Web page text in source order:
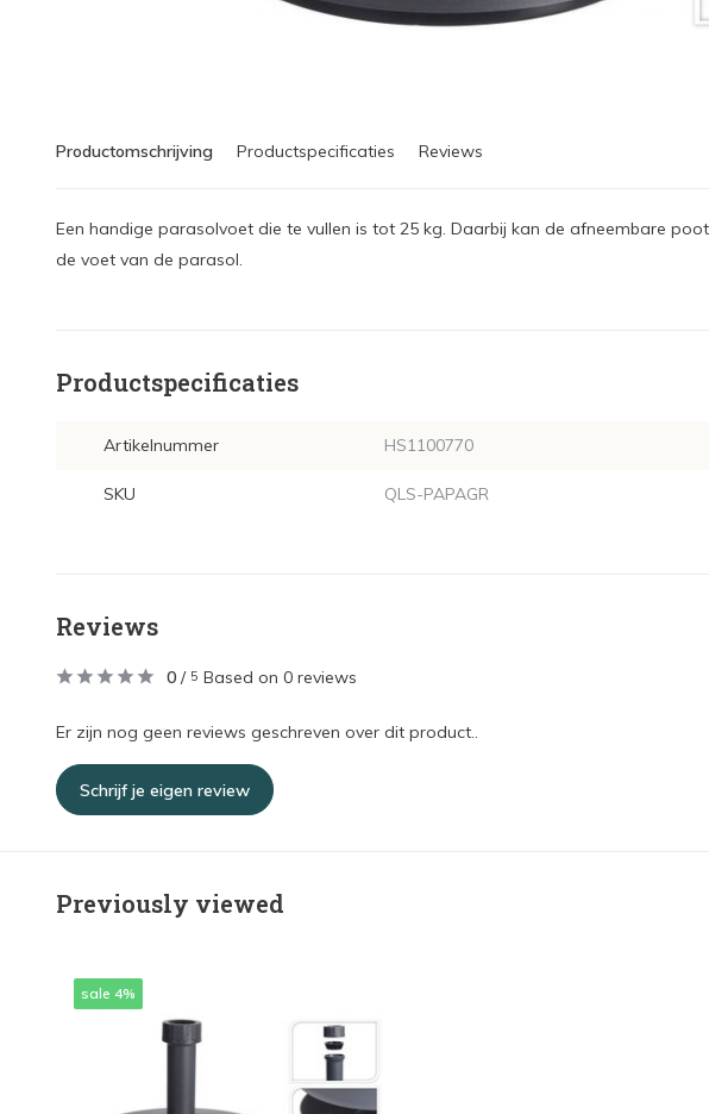
Productomschrijving Productspecificaties Reviews
Een handige parasolvoet die te vullen is tot 25 kg. Daarbij kan de afneembare
de voet van de parasol.
Productspecificaties
Artikelnummer HS1100770
SKU QLS-PAPAGR
Reviews
0 / 5 Based on 0 reviews
Er zijn nog geen reviews geschreven over dit product..
Schrijf je eigen review
Previously viewed
sale 4%